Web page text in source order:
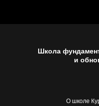
Школа
и
О школе